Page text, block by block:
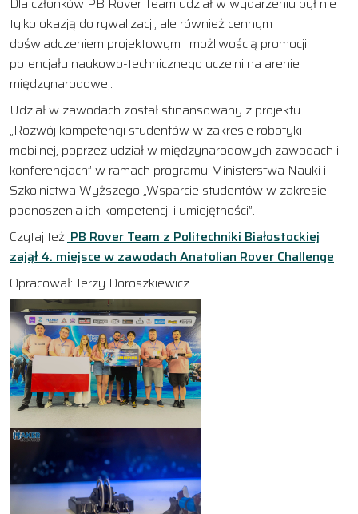
tylko okazją do rywalizacji, ale również cennym
doświadczeniem projektowym i możliwością promocji
potencjału naukowo-technicznego uczelni na arenie
międzynarodowej.
Udział w zawodach został sfinansowany z projektu
„Rozwój kompetencji studentów w zakresie robotyki
mobilnej, poprzez udział w międzynarodowych zawodach i
konferencjach” w ramach programu Ministerstwa Nauki i
Szkolnictwa Wyższego „Wsparcie studentów w zakresie
podnoszenia ich kompetencji i umiejętności”.
Czytaj też: PB Rover Team z Politechniki Białostockiej
zajął 4. miejsce w zawodach Anatolian Rover Challenge
Opracował: Jerzy Doroszkiewicz